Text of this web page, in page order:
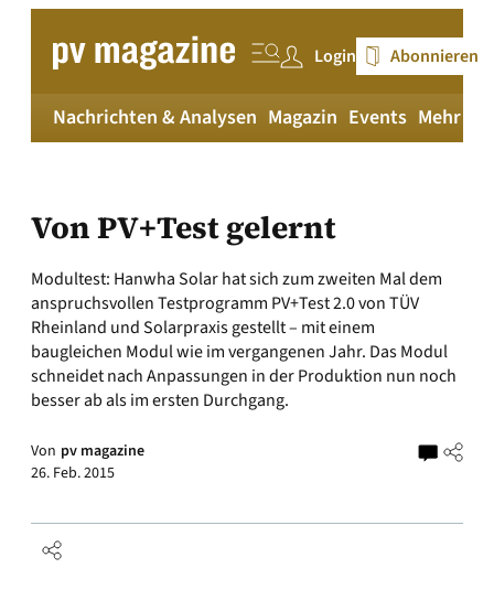
springen
Login Abonnieren
Nachrichten & Analysen Magazin Events Mehr
Von PV+Test gelernt
Modultest: Hanwha Solar hat sich zum zweiten Mal dem
anspruchsvollen Testprogramm PV+Test 2.0 von TÜV
Rheinland und Solarpraxis gestellt – mit einem
baugleichen Modul wie im vergangenen Jahr. Das Modul
schneidet nach Anpassungen in der Produktion nun noch
besser ab als im ersten Durchgang.
Von pv magazine
26. Feb. 2015